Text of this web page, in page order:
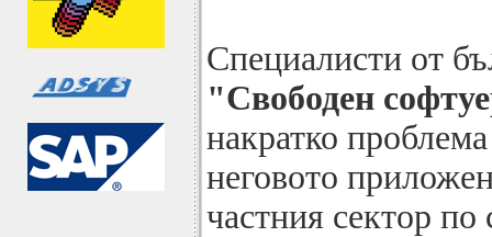
Специалисти от
"Свободен
накратко
неговото
частния сектор по